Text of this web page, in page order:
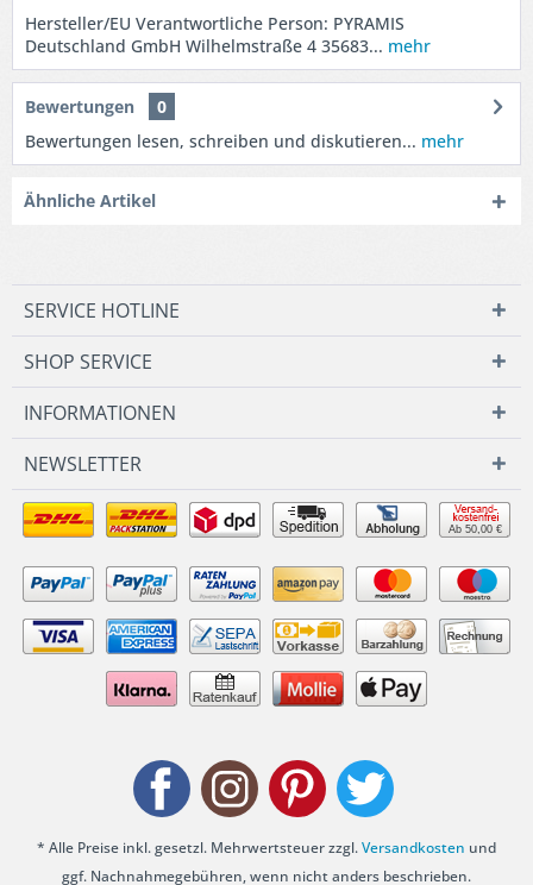
Hersteller/EU Verantwortliche Person: PYRAMIS
Deutschland GmbH Wilhelmstraße 4 35683... mehr
Bewertungen
0
Bewertungen lesen, schreiben und diskutieren... mehr
Ähnliche Artikel
SERVICE HOTLINE
SHOP SERVICE
INFORMATIONEN
NEWSLETTER
Ab 50,00 €
* Alle Preise inkl. gesetzl. Mehrwertsteuer zzgl.Versandkosten und
ggf. Nachnahmegebühren, wenn nicht anders beschrieben.